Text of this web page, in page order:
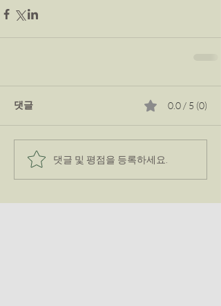
댓글 0.0 / 5 (0)
댓글 및 평점을 등록하세요.